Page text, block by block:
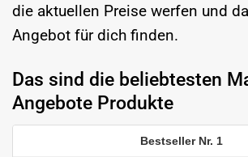
die aktuellen Preise werfen und
Angebot für dich finden.
Das sind die beliebtesten
Angebote Produkte
1